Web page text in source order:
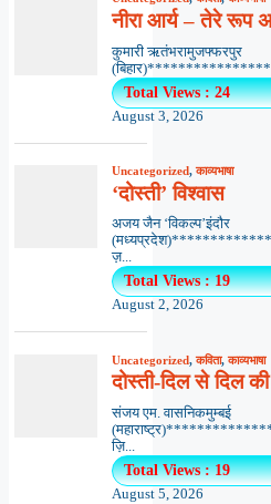
नीरा आर्य – तेरे रूप
कुमारी ऋतंभरामुजफ्फरपुर
Total Views : 24
August 3, 2026
Uncategorized,काव्यभाषा
‘दोस्ती’ विश्वास
अजय जैन ‘विकल्प’इंदौर
ज़...
Total Views : 19
August 2, 2026
Uncategorized,कविता,काव्यभाषा
दोस्ती-दिल से दिल
संजय एम. वासनिकमुम्बई
ज़ि...
Total Views : 19
August 5, 2026